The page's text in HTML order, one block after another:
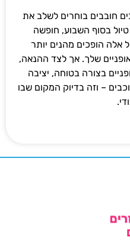
חובבים בוחרים לשלב את
טיול בסוף השבוע, חופשה
אלה הופכים מהנים יותר
שלך. אך לצד ההנאה,
בצורה בטוחה, יציבה
– וזה בדיוק המקום שבו